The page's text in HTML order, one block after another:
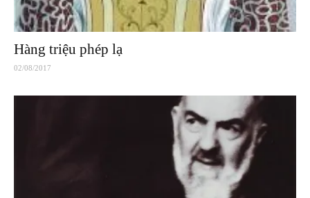
Hàng triệu phép lạ
02/08/2017